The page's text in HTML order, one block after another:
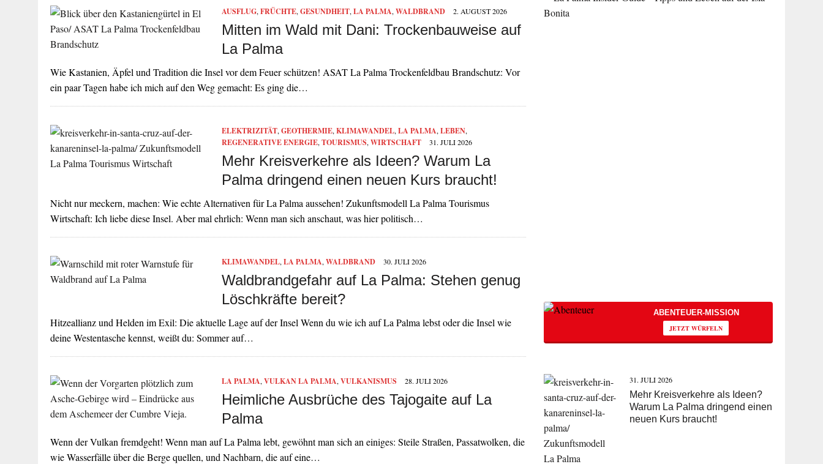
AUSFLUG, FRÜCHTE, GESUNDHEIT, LA PALMA, WALDBRAND 2. AUGUST 2026
Mitten im Wald mit Dani: Trockenbauweise auf
La Palma
Wie Kastanien, Äpfel und Tradition die Insel vor dem Feuer schützen! ASAT La Palma Trockenfeldbau Brandschutz: Vor
ein paar Tagen habe ich mich auf den Weg gemacht: Es ging die…
ELEKTRIZITÄT, GEOTHERMIE, KLIMAWANDEL, LA PALMA, LEBEN,
REGENERATIVE ENERGIE, TOURISMUS, WIRTSCHAFT 31. JULI 2026
Mehr Kreisverkehre als Ideen? Warum La
Palma dringend einen neuen Kurs braucht!
Nicht nur meckern, machen: Wie echte Alternativen für La Palma aussehen! Zukunftsmodell La Palma Tourismus
Wirtschaft: Ich liebe diese Insel. Aber mal ehrlich: Wenn man sich anschaut, was hier politisch…
KLIMAWANDEL, LA PALMA, WALDBRAND 30. JULI 2026
Waldbrandgefahr auf La Palma: Stehen genug
Löschkräfte bereit?
Hitzeallianz und Helden im Exil: Die aktuelle Lage auf der Insel Wenn du wie ich auf La Palma lebst oder die Insel wie
deine Westentasche kennst, weißt du: Sommer auf…
LA PALMA, VULKAN LA PALMA, VULKANISMUS 28. JULI 2026
Heimliche Ausbrüche des Tajogaite auf La
Palma
Wenn der Vulkan fremdgeht! Wenn man auf La Palma lebt, gewöhnt man sich an einiges: Steile Straßen, Passatwolken, die
wie Wasserfälle über die Berge quellen, und Nachbarn, die auf eine…
ABENTEUER-MISSION
JETZT WÜRFELN
31. JULI 2026
Mehr Kreisverkehre als Ideen?
Warum La Palma dringend einen
neuen Kurs braucht!